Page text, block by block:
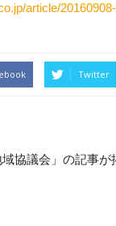
article/
Twitter
域協議会」の記事が